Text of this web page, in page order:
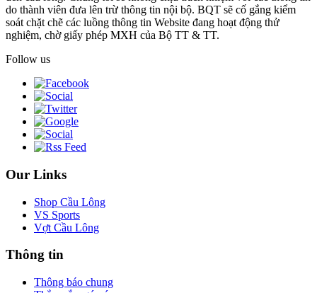
do thành viên đưa lên trừ thông tin nội bộ. BQT sẽ cố gắng kiểm
soát chặt chẽ các luồng thông tin Website đang hoạt động thử
nghiệm, chờ giấy phép MXH của Bộ TT & TT.
Follow us
Our Links
Shop Cầu Lông
VS Sports
Vợt Cầu Lông
Thông tin
Thông báo chung